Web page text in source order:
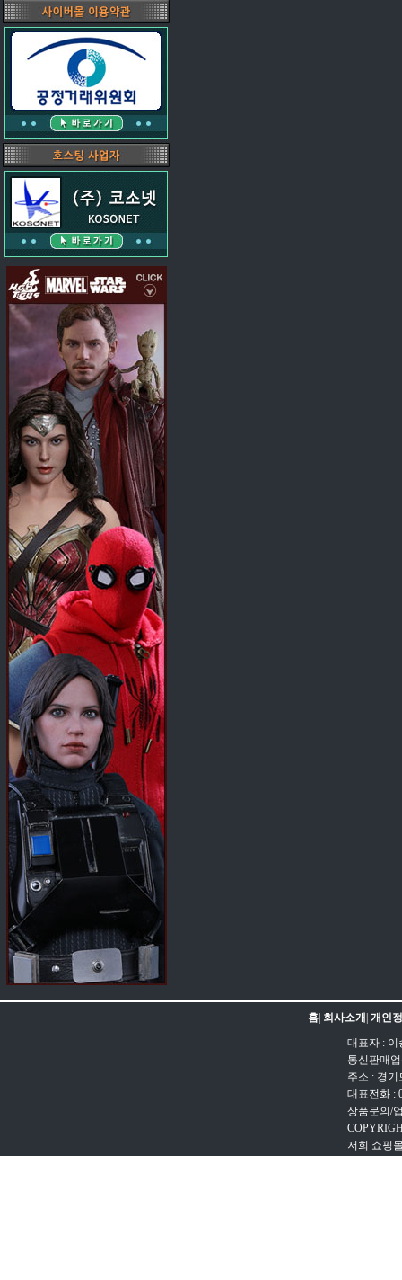
홈 회사소개 개인
대표자 : 이
통신판매
주소 : 경기
대표전화 :
상품문의/
저희 쇼핑